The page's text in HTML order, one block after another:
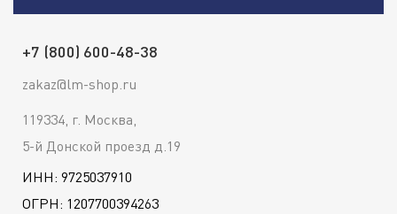
+7 (800) 600-48-38
zakaz@lm-shop.ru
119334, г. Москва,
5-й Донской проезд д.19
ИНН: 9725037910
ОГРН: 1207700394263